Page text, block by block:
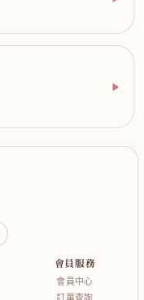
會員服務
會員中心